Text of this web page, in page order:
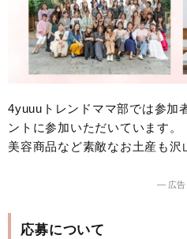
4yuuuトレンドママ部では参加
ントに参加いただいています。
美容商品など素敵なお土産も沢
― 広
応募について